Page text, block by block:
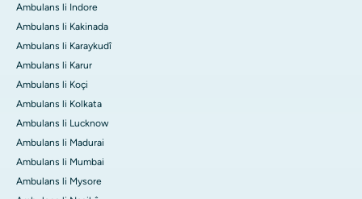
Ambulans li Indore
Ambulans li Kakinada
Ambulans li Karaykudî
Ambulans li Karur
Ambulans li Koçi
Ambulans li Kolkata
Ambulans li Lucknow
Ambulans li Madurai
Ambulans li Mumbai
Ambulans li Mysore